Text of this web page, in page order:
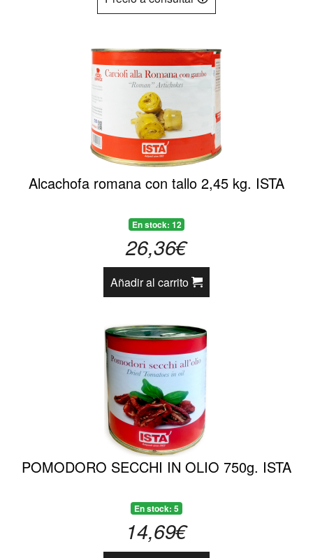
Alcachofa romana con tallo 2,45 kg. ISTA
En stock: 12
26,36€
Añadir al carrito
POMODORO SECCHI IN OLIO 750g. ISTA
En stock: 5
14,69€